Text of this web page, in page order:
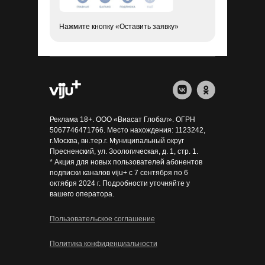
Нажмите кнопку «Оставить заявку»
Реклама 18+. ООО «Виасат Глобал». ОГРН
5067746471766. Место нахождения: 1123242,
г.Москва, вн.тер.г. Муниципальный округ
Пресненский, ул. Зоологическая, д. 1, стр. 1.
* Акция для новых пользователей абонентов
подписки каналов viju+ с 7 сентября по 6
октября 2024 г. Подробности уточняйте у
вашего оператора.
Пользовательское соглашение
Политика конфиденциальности